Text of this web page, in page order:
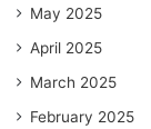
May 2025
April 2025
March 2025
February 2025